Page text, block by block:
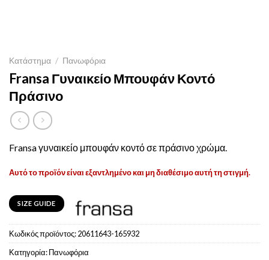
Κατάστημα / Πανωφόρια
Fransa Γυναικείο Μπουφάν Κοντό
Πράσινο
Fransa γυναικείο μπουφάν κοντό σε πράσινο χρώμα.
Αυτό το προϊόν είναι εξαντλημένο και μη διαθέσιμο αυτή τη στιγμή.
SIZE GUIDE
Κωδικός προϊόντος:20611643-165932
Κατηγορία:Πανωφόρια